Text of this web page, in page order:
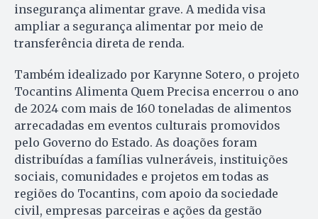
insegurança alimentar grave. A medida visa
ampliar a segurança alimentar por meio de
transferência direta de renda.
Também idealizado por Karynne Sotero, o projeto
Tocantins Alimenta Quem Precisa encerrou o ano
de 2024 com mais de 160 toneladas de alimentos
arrecadadas em eventos culturais promovidos
pelo Governo do Estado. As doações foram
distribuídas a famílias vulneráveis, instituições
sociais, comunidades e projetos em todas as
regiões do Tocantins, com apoio da sociedade
civil, empresas parceiras e ações da gestão